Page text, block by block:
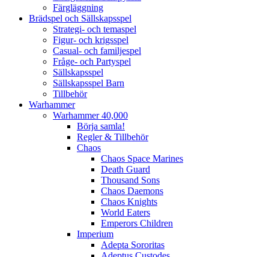
Färgläggning
Brädspel och Sällskapsspel
Strategi- och temaspel
Figur- och krigsspel
Casual- och familjespel
Fråge- och Partyspel
Sällskapsspel
Sällskapsspel Barn
Tillbehör
Warhammer
Warhammer 40,000
Börja samla!
Regler & Tillbehör
Chaos
Chaos Space Marines
Death Guard
Thousand Sons
Chaos Daemons
Chaos Knights
World Eaters
Emperors Children
Imperium
Adepta Sororitas